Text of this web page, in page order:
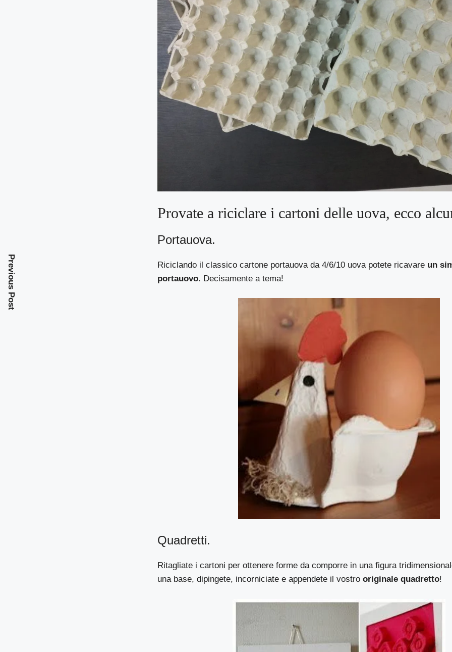
Provate a riciclare i cartoni delle uova, ecco
Portauova.
Riciclando il classico cartone portauova da 4/6/10 uova potete ricavare un
portauovo. Decisamente a tema!
Quadretti.
Ritagliate i cartoni per ottenere forme da comporre in una figura
una base, dipingete, incorniciate e appendete il vostrooriginale quadretto!
Previous Post